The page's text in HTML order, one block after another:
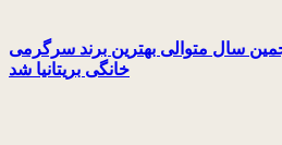
سال متوالی بهترین برند سرگرمی
خانگی بریتانیا شد